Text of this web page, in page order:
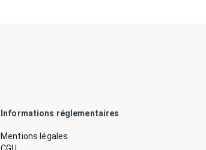
Informations réglementaires
Mentions légales